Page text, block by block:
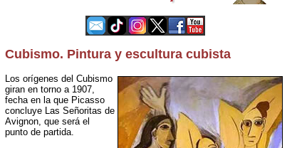
Cubismo. Pintura y escultura cubista
Los orígenes del Cubismo
giran en torno a 1907,
fecha en la que Picasso
concluye Las Señoritas de
Avignon, que será el
punto de partida.